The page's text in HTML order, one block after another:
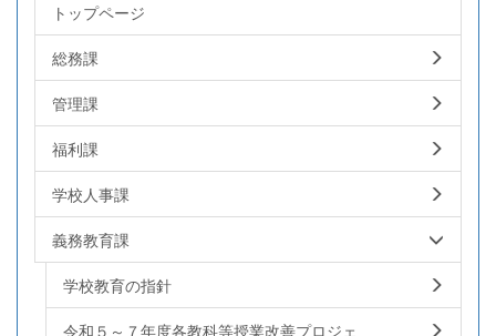
トップページ
総務課
管理課
福利課
学校人事課
義務教育課
学校教育の指針
令和５～７年度各教科等授業改善プロジェ